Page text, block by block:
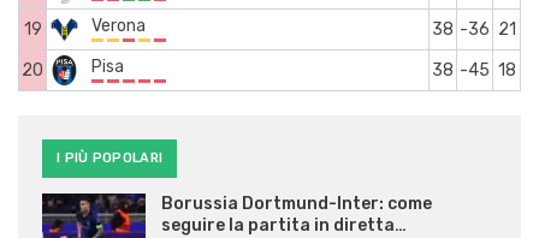
19
Verona 38 -36 21
20
Pisa 38 -45 18
I PIÙ POPOLARI
Borussia Dortmund-Inter: come
seguire la partita in diretta…